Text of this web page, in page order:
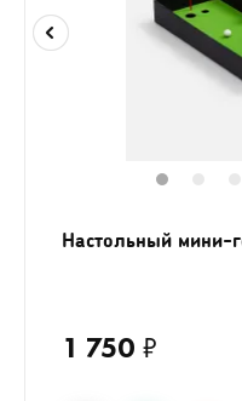
Настольный мини-
1 750 ₽